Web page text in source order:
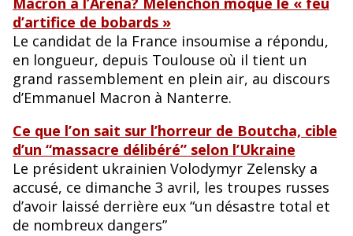
d’artifice de bobards »
Le candidat de la France insoumise a répondu,
en longueur, depuis Toulouse où il tient un
grand rassemblement en plein air, au discours
d’Emmanuel Macron à Nanterre.
Ce que l’on sait sur l’horreur de Boutcha, cible
d’un “massacre délibéré” selon l’Ukraine
Le président ukrainien Volodymyr Zelensky a
accusé, ce dimanche 3 avril, les troupes russes
d’avoir laissé derrière eux “un désastre total et
de nombreux dangers”